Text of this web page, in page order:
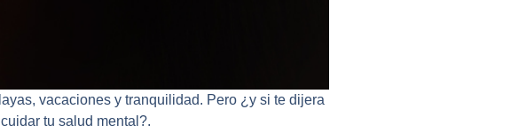
vacaciones y tranquilidad. Pero ¿y si te dijera
tu salud mental?.